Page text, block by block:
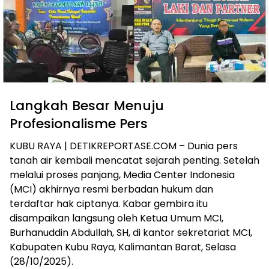
Langkah Besar Menuju
Profesionalisme Pers
KUBU RAYA | DETIKREPORTASE.COM – Dunia pers
tanah air kembali mencatat sejarah penting. Setelah
melalui proses panjang, Media Center Indonesia
(MCI) akhirnya resmi berbadan hukum dan
terdaftar hak ciptanya. Kabar gembira itu
disampaikan langsung oleh Ketua Umum MCI,
Burhanuddin Abdullah, SH, di kantor sekretariat MCI,
Kabupaten Kubu Raya, Kalimantan Barat, Selasa
(28/10/2025).